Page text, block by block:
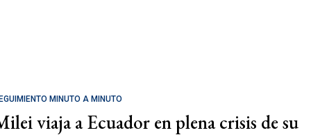
MINUTO A MINUTO
viaja a Ecuador en plena crisis de su